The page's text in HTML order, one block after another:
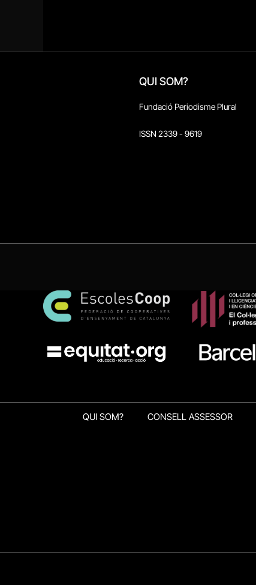
QUI SOM?
Fundació Periodisme Plural
ISSN 2339 - 9619
QUI SOM? CONSELL ASSESSOR